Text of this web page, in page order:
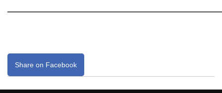
Share on Facebook